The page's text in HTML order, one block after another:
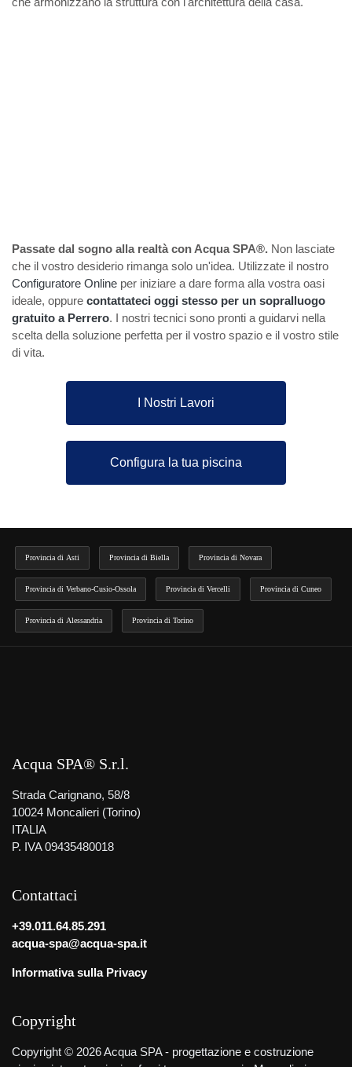
Passate dal sogno alla realtà con Acqua SPA®. Non lasciate
che il vostro desiderio rimanga solo un'idea. Utilizzate il nostro
Configuratore Online per iniziare a dare forma alla vostra oasi
ideale, oppure contattateci oggi stesso per un sopralluogo
gratuito a Perrero. I nostri tecnici sono pronti a guidarvi nella
scelta della soluzione perfetta per il vostro spazio e il vostro stile
di vita.
I Nostri Lavori
Configura la tua piscina
Provincia di Asti Provincia di Biella Provincia di Novara
Provincia di Verbano-Cusio-Ossola Provincia di Vercelli Provincia di Cuneo
Provincia di Alessandria Provincia di Torino
Acqua SPA® S.r.l.
Strada Carignano, 58/8
10024 Moncalieri (Torino)
ITALIA
P. IVA 09435480018
Contattaci
+39.011.64.85.291
acqua-spa@acqua-spa.it
Informativa sulla Privacy
Copyright
Copyright © 2026 Acqua SPA - progettazione e costruzione